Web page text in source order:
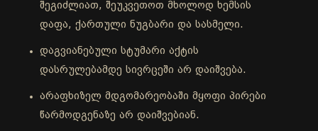
შეგიძლიათ, შეუკვეთოთ მხოლოდ ხემსის
დაფა, ქართული ნუგბარი და სასმელი.
დაგვიანებული სტუმარი აქტის
დასრულებამდე სივრცეში არ დაიშვება.
არაფხიზელ მდგომარეობაში მყოფი პირები
წარმოდგენაზე არ დაიშვებიან.